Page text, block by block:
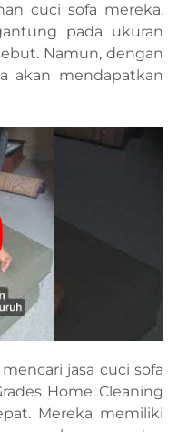
cuci sofa mereka.
pada ukuran
Namun, dengan
akan mendapatkan
jasa cuci sofa
Home Cleaning
Mereka memiliki